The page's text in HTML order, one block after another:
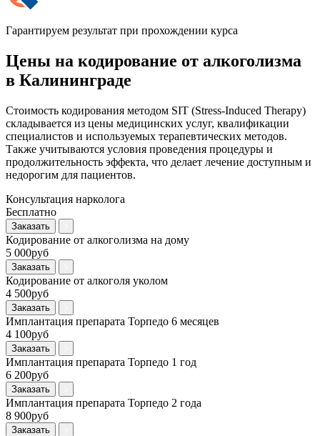
Гарантируем результат при прохождении курса
Цены на кодирование от алкоголизма
в Калининграде
Стоимость кодирования методом SIT (Stress-Induced Therapy)
складывается из цены медицинских услуг, квалификации
специалистов и используемых терапевтических методов.
Также учитываются условия проведения процедуры и
продолжительность эффекта, что делает лечение доступным и
недорогим для пациентов.
Консультация нарколога
Бесплатно
Заказать
Кодирование от алкоголизма на дому
5 000руб
Заказать
Кодирование от алкоголя уколом
4 500руб
Заказать
Имплантация препарата Торпедо 6 месяцев
4 100руб
Заказать
Имплантация препарата Торпедо 1 год
6 200руб
Заказать
Имплантация препарата Торпедо 2 года
8 900руб
Заказать